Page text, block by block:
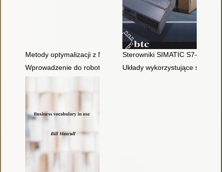
Metody optymalizacji z MATLAB : ćwiczenia laboratoryjne
Sterowniki SIMATIC S7-1200
Wprowadzenie do robotyki : mechanika i sterowanie
Układy wykorzystujące